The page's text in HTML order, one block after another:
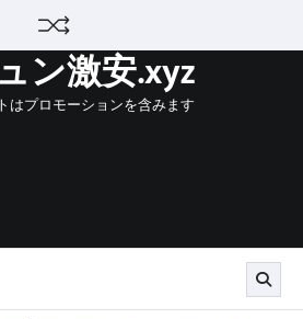
ン激安.xyz
はプロモーションを含みます